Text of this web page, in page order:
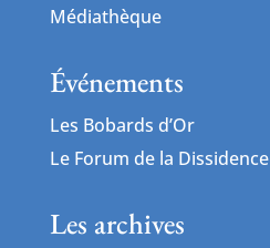
Médiathèque
Événements
Les Bobards d’Or
Le Forum de la Dissidence
Les archives